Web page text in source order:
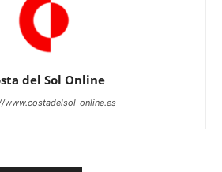
del Sol Online
www.costadelsol-online.es